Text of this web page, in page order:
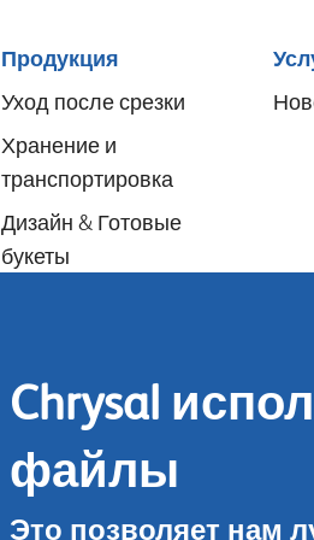
Sitemap
menu
Продукция
Уход после срезки
Хранение и
транспортировка
Дизайн & Готовые
букеты
Гигиена цветка
Chrysal
файлы
Это позволяет нам